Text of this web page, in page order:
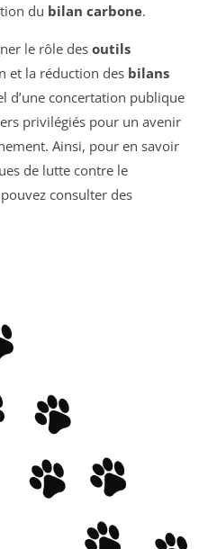
du bilan carbone.
le rôle des outils
et la réduction des bilans
d’une concertation publique
privilégiés pour un avenir
Ainsi, pour en savoir
de lutte contre le
consulter des